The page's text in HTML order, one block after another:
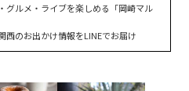
グルメ・ライブを楽しめる「岡崎マル
西のお出かけ情報をLINEでお届け